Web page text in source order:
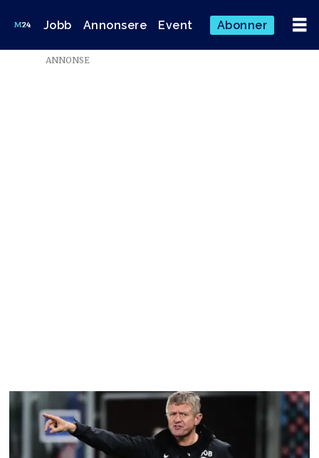
Jobb Annonsere Event Abonner
Emne:
ANNONSE